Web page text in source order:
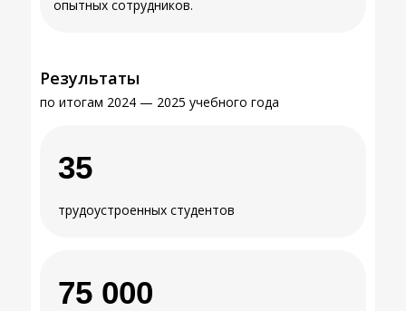
опытных сотрудников.
Результаты
по итогам 2024 — 2025 учебного года
трудоустроенных студентов
35
75 000